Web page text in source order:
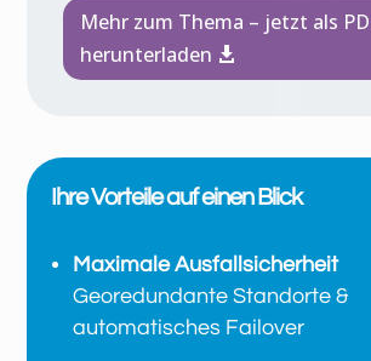
Mehr zum Thema – jetzt als
herunterladen
Ihre Vorteile auf einen Blick
Maximale Ausfallsicherheit
Georedundante Standorte &
automatisches Failover